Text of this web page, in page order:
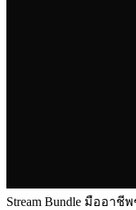
Stream Bundle มืออาชี